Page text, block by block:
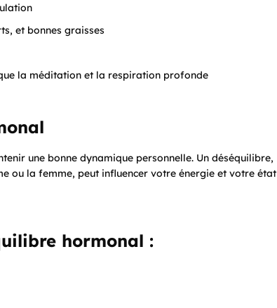
et bonnes graisses
la méditation et la respiration profonde
une bonne dynamique personnelle. Un déséquilibre,
ou la femme, peut influencer votre énergie et votre état
hormonal :